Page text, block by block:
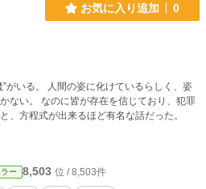
お気に入り追加 0
けているらしく、姿
信じており、犯罪
、方程式が出来るほど有名な話だった。
ー 8,503 位 / 8,503件